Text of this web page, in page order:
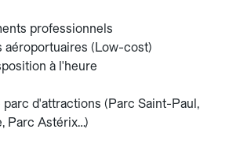
professionnels
aéroportuaires (Low-cost)
à l'heure
d'attractions (Parc Saint-Paul,
Parc Astérix…)